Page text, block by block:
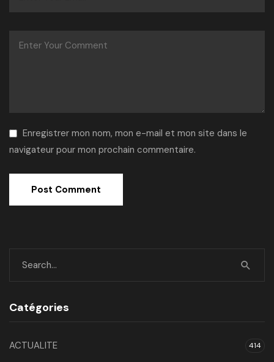
Enregistrer mon nom, mon e-mail et mon site dans le
navigateur pour mon prochain commentaire.
Catégories
ACTUALITE 414